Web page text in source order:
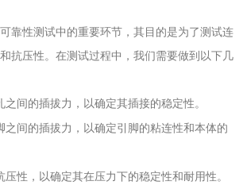
靠性测试中的重要环节，其目的是为了测试连
抗压性。在测试过程中，我们需要做到以下几
之间的插拔力，以确定其插接的稳定性。
之间的插拔力，以确定引脚的粘连性和本体的
压性，以确定其在压力下的稳定性和耐用性。